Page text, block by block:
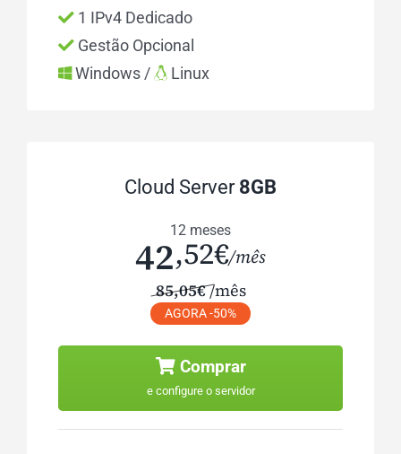
1 IPv4 Dedicado
Gestão Opcional
Windows /
Linux
Cloud Server8GB
12 meses
42,52€/mês
85,05€/mês
AGORA -50%
Comprar
e configure o servidor